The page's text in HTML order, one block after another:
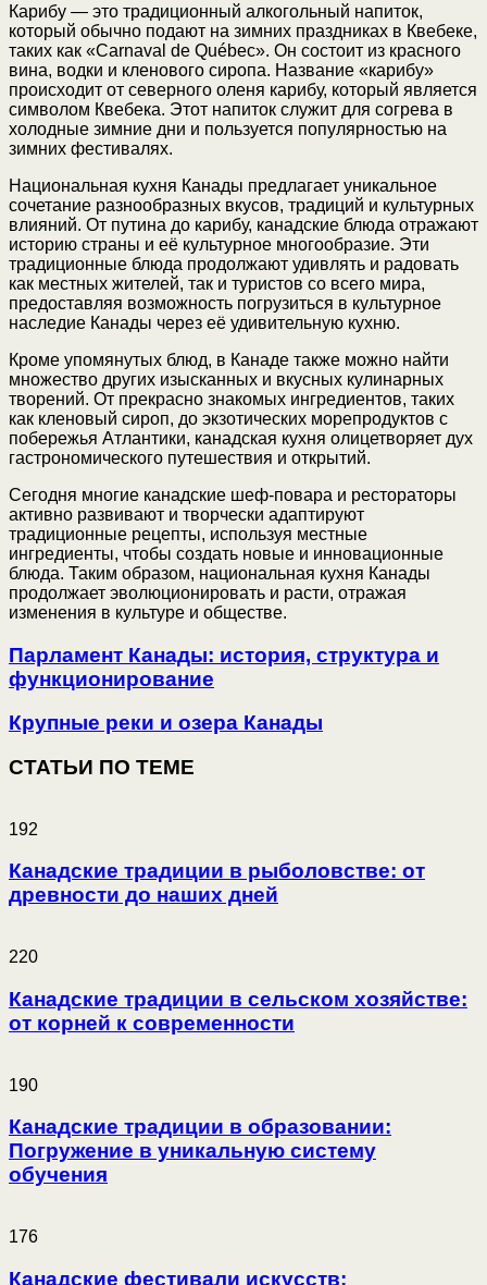
Карибу — это традиционный алкогольный напиток,
который обычно подают на зимних праздниках в Квебеке,
таких как «Carnaval de Québec». Он состоит из красного
вина, водки и кленового сиропа. Название «карибу»
происходит от северного оленя карибу, который является
символом Квебека. Этот напиток служит для согрева в
холодные зимние дни и пользуется популярностью на
зимних фестивалях.
Национальная кухня Канады предлагает уникальное
сочетание разнообразных вкусов, традиций и культурных
влияний. От путина до карибу, канадские блюда отражают
историю страны и её культурное многообразие. Эти
традиционные блюда продолжают удивлять и радовать
как местных жителей, так и туристов со всего мира,
предоставляя возможность погрузиться в культурное
наследие Канады через её удивительную кухню.
Кроме упомянутых блюд, в Канаде также можно найти
множество других изысканных и вкусных кулинарных
творений. От прекрасно знакомых ингредиентов, таких
как кленовый сироп, до экзотических морепродуктов с
побережья Атлантики, канадская кухня олицетворяет дух
гастрономического путешествия и открытий.
Сегодня многие канадские шеф-повара и рестораторы
активно развивают и творчески адаптируют
традиционные рецепты, используя местные
ингредиенты, чтобы создать новые и инновационные
блюда. Таким образом, национальная кухня Канады
продолжает эволюционировать и расти, отражая
изменения в культуре и обществе.
Парламент Канады: история, структура и
функционирование
Крупные реки и озера Канады
СТАТЬИ ПО ТЕМЕ
192
Канадские традиции в рыболовстве: от
древности до наших дней
220
Канадские традиции в сельском хозяйстве:
от корней к современности
190
Канадские традиции в образовании:
Погружение в уникальную систему
обучения
176
Канадские фестивали искусств: